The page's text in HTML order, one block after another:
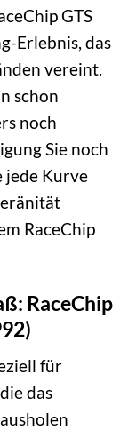
GTS
Erlebnis, das
vereint.
schon
noch
Sie noch
jede Kurve
RaceChip
RaceChip
für
das